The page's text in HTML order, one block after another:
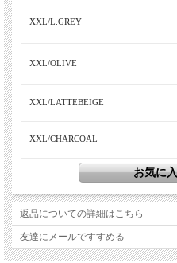
ビジネスシーンに使える製品が
ックスさせたTシャツタイプの
CREW NECK」。リラックスさ
でも着用できるようなサイズ感
ます。
XXL/L.GREY
XXL/OLIVE
XXL/LATTEBEIGE
XXL/CHARCOAL
返品についての詳細はこちら
友達にメールですすめる